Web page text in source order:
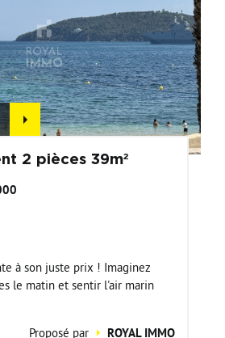
2 pièces 39m²
à son juste prix ! Imaginez
le matin et sentir l'air marin
Proposé par
ROYAL IMMO